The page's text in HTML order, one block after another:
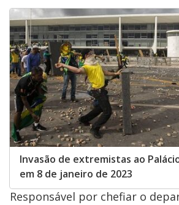
Invasão de extremistas ao
em 8 de janeiro de 2023
Responsável por chefiar o